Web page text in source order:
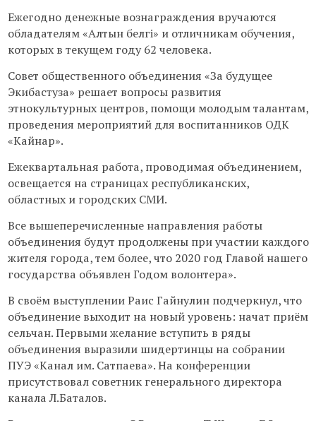
Ежегодно денежные вознаграждения вручаются
обладателям «Алтын белгі» и отличникам обучения,
которых в текущем году 62 человека.
Совет общественного объединения «За будущее
Экибастуза» решает вопросы развития
этнокультурных центров, помощи молодым талантам,
проведения мероприятий для воспитанников ОДК
«Кайнар».
Ежеквартальная работа, проводимая объединением,
освещается на страницах республиканских,
областных и городских СМИ.
Все вышеперечисленные направления работы
объединения будут продолжены при участии каждого
жителя города, тем более, что 2020 год Главой нашего
государства объявлен Годом волонтера».
В своём выступлении Раис Гайнулин подчеркнул, что
объединение выходит на новый уровень: начат приём
сельчан. Первыми желание вступить в ряды
объединения выразили шидертинцы на собрании
ПУЭ «Канал им. Сатпаева». На конференции
присутствовал советник генерального директора
канала Л.Баталов.